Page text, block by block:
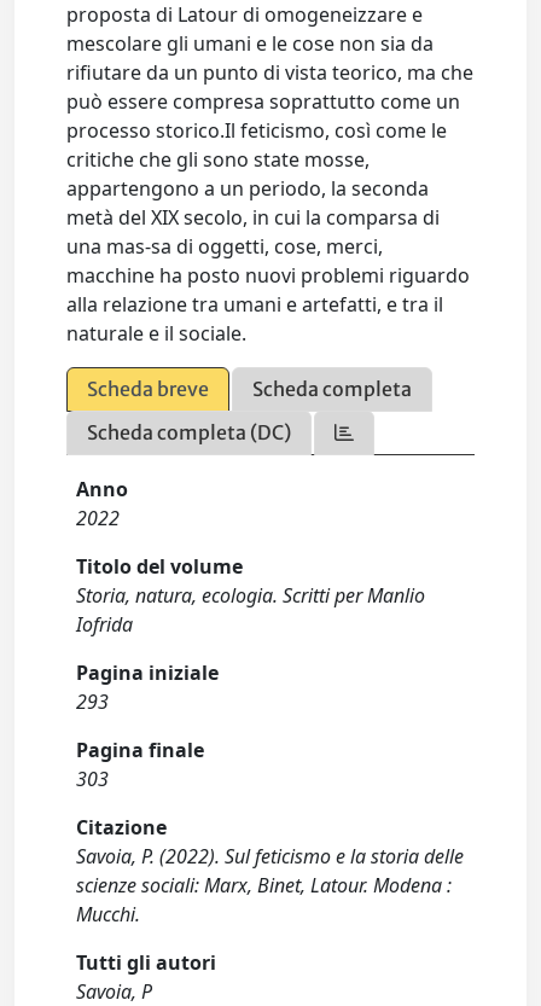
proposta di Latour di omogeneizzare e
mescolare gli umani e le cose non sia da
riﬁutare da un punto di vista teorico, ma che
può essere compresa soprattutto come un
processo storico.Il feticismo, così come le
critiche che gli sono state mosse,
appartengono a un periodo, la seconda
metà del XIX secolo, in cui la comparsa di
una mas-sa di oggetti, cose, merci,
macchine ha posto nuovi problemi riguardo
alla relazione tra umani e artefatti, e tra il
naturale e il sociale.
Scheda breve
Scheda completa
Scheda completa (DC)
Anno
2022
Titolo del volume
Storia, natura, ecologia. Scritti per Manlio
Iofrida
Pagina iniziale
293
Pagina finale
303
Citazione
Savoia, P. (2022). Sul feticismo e la storia delle
scienze sociali: Marx, Binet, Latour. Modena :
Mucchi.
Tutti gli autori
Savoia, P